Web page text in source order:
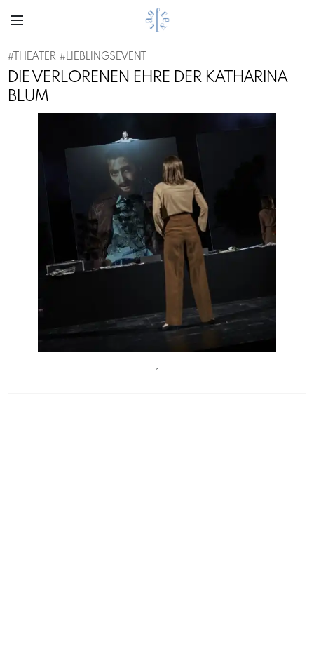
# THEATER #LIEBLINGSEVENT
DIE VERLORENEN EHRE DER KATHARINA
BLUM
Previous Next
´